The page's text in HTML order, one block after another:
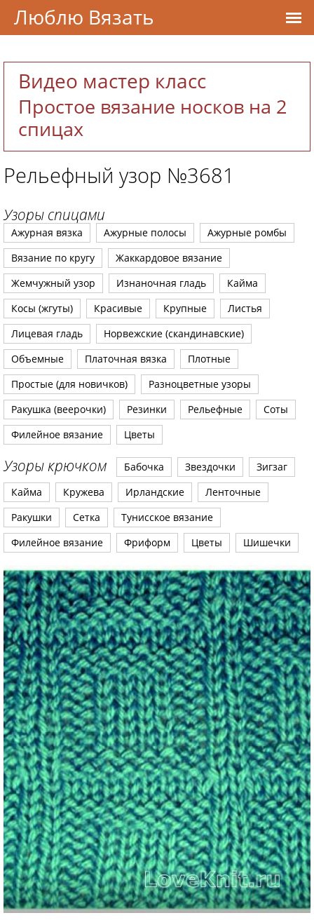
Видео мастер класс
Простое вязание носков на 2
спицах
Рельефный узор №3681
Узоры спицами
Ажурная вязка Ажурные полосы
Ажурные ромбы
Вязание по кругу
Жаккардовое вязание
Жемчужный узор
Изнаночная гладь
Кайма
Косы (жгуты)
Красивые Крупные
Листья
Лицевая гладь
Норвежские (скандинавские)
Объемные
Платочная вязка
Плотные
Простые (для новичков)
Разноцветные узоры
Ракушка (веерочки)
Резинки Рельефные
Соты
Филейное вязание
Цветы
Узоры крючком Бабочка Звездочки
Зигзаг
Кайма
Кружева Ирландские
Ленточные
Ракушки
Сетка
Тунисское вязание
Филейное вязание
Фриформ Цветы Шишечки
Люблю Вязать